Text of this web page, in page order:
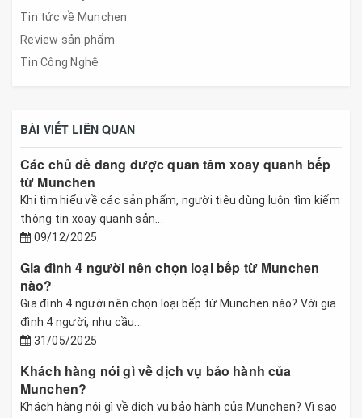
Tin tức về Munchen
Review sản phẩm
Tin Công Nghệ
BÀI VIẾT LIÊN QUAN
Các chủ đề đang được quan tâm xoay quanh bếp
từ Munchen
Khi tìm hiểu về các sản phẩm, người tiêu dùng luôn tìm kiếm
thông tin xoay quanh sản...
09/12/2025
Gia đình 4 người nên chọn loại bếp từ Munchen
nào?
Gia đình 4 người nên chọn loại bếp từ Munchen nào? Với gia
đình 4 người, nhu cầu...
31/05/2025
Khách hàng nói gì về dịch vụ bảo hành của
Munchen?
Khách hàng nói gì về dịch vụ bảo hành của Munchen? Vì sao